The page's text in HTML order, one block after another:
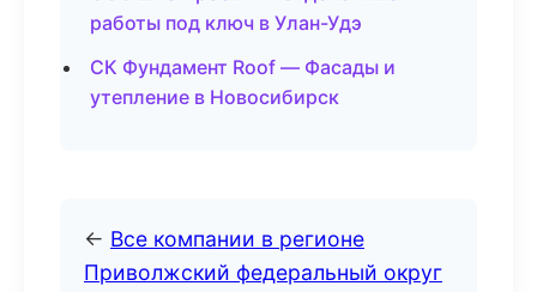
работы под ключ в Улан-Удэ
СК Фундамент Roof — Фасады и
утепление в Новосибирск
← Все компании в регионе
Приволжский федеральный округ